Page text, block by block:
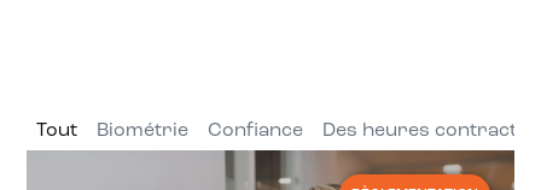
Biométrie Confiance Des heures
Tout